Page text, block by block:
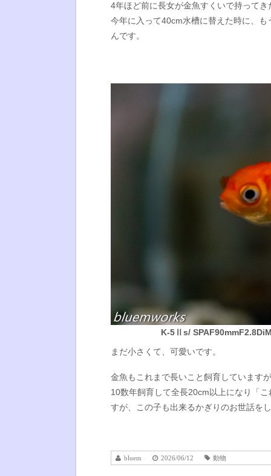
4年ほど前に長女が金魚すくいで持って
今年に入って40cm水槽に替えた時に、
んです。
K-5Ⅱs/
まだ小さくて、可愛いです。
金魚もこれまで長いこと飼育しています
10数年飼育して全長20cm以上になり「
すが、この子も出来るかぎりのお世話を
bluem 2026/06/12 動物